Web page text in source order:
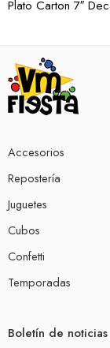
Accesorios
Repostería
Juguetes
Cubos
Confetti
Temporadas
Boletín de noticias